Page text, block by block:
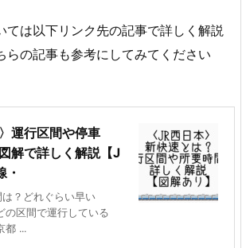
ては以下リンク先の記事で詳しく解説
らの記事も参考にしてみてください
運行区間や停車
解で詳しく解説【J
・
は？どれぐらい早い
の区間で運行している
都 ...